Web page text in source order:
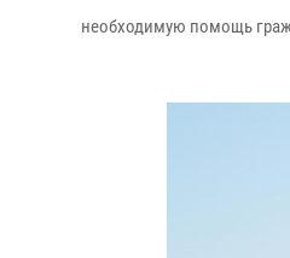
необходимую помощь